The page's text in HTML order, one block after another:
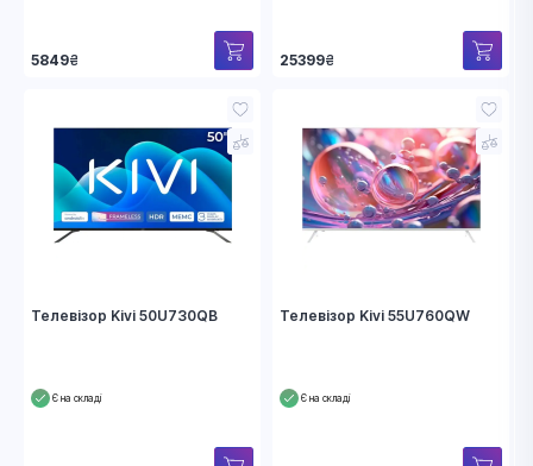
5849₴ 25399₴
Телевізор Kivi 50U730QB
Є на складі
Телевізор Kivi 55U760QW
Є на складі